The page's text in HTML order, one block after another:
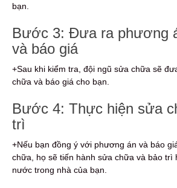
bạn.
Bước 3: Đưa ra phương
và báo giá
+Sau khi kiểm tra, đội ngũ sửa chữa sẽ
chữa và báo giá cho bạn.
Bước 4: Thực hiện sửa
trì
+Nếu bạn đồng ý với phương án và báo
chữa, họ sẽ tiến hành sửa chữa và bảo trì
nước trong nhà của bạn.